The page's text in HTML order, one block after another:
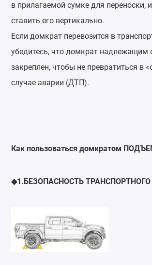
в прилагаемой сумке для переноски,
ставить его вертикально.
Если домкрат перевозится в
убедитесь, что домкрат надлежащим
закреплен, чтобы не превратиться в
случае аварии (ДТП).
Как пользоваться домкратом
◆1. БЕЗОПАСНОСТЬ ТРАНСПОРТНОГО